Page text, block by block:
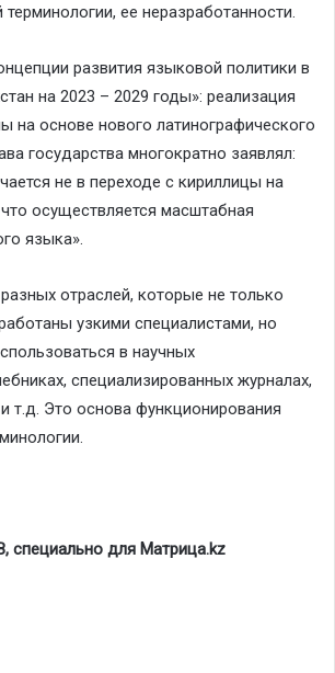
ее неразработанности.
развития языковой политики в
на 2023 – 2029 годы»: реализация
на основе нового латинографического
государства многократно заявлял:
не в переходе с кириллицы на
осуществляется масштабная
языка».
отраслей, которые не только
узкими специалистами, но
в научных
специализированных журналах,
т.д. Это основа функционирования
специально для Матрица.kz